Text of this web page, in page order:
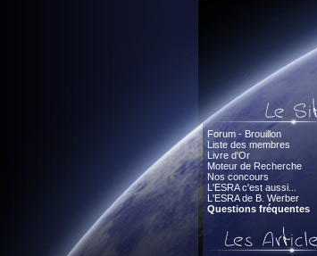
Forum - Brouillon
Liste des membres
Livre d'Or
Moteur de Recherche
Nos concours
L'ESRA c'est aussi...
L'ESRA de B. Werber
Questions fréquentes